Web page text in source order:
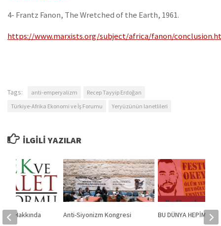
4- Frantz Fanon, The Wretched of the Earth, 1961.
https://www.marxists.org/subject/africa/fanon/
Tags: anti-emperyalizm
Recep Tayyip Erdoğan
Türkiye-Afrika Ekonomi ve İş Forumu
Yeryüzünün lanetlileri
İLGILI YAZILAR
Anti-Siyonizm Kongresi
BU DÜNYA HEPİMİZE
Hakkında